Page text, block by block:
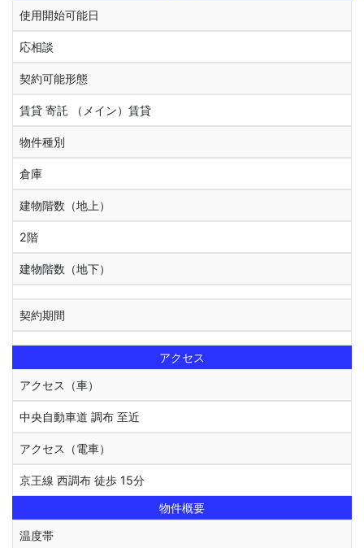
使用開始可能日
応相談
契約可能形態
賃貸 寄託 （メイン）賃貸
物件種別
倉庫
建物階数（地上）
2階
建物階数（地下）
契約期間
アクセス
アクセス（車）
中央自動車道 調布 至近
アクセス（電車）
京王線 西調布 徒歩 15分
物件概要
温度帯